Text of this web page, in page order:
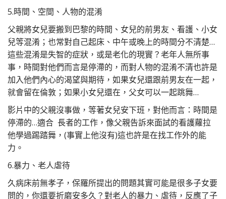
5.時間、空間、人物的混淆
父親將女兒要搬到巴黎的時間、女兒的前男友、看護、小女
兒等混淆；也常對自己起床、中午或晚上的時間分不清楚…
這些混淆是失智的症狀，或是老化的現實？老年人無所事
事，時間對他們而言是停滯的，而對人物的混淆不清也許是
加入他們內心的渴望與期待，如果女兒還跟前男友在一起，
就會留在倫敦；如果小女兒還在，父女可以一起跳舞…
影片中的父親沒事做，等著女兒安下班，對他而言：時間是
停滯的…適合 長者的工作，像父親告訴來面試的看護蘿拉
他學過踢踏舞，(事實上他沒有)這也許是在找工作外的能
力。
6.暴力、老人虐待
久病床前無孝子，保羅所提出的問題其實可能是很多子女要
問的，你還要折磨安多久？對老人的暴力、虐待，反應了子